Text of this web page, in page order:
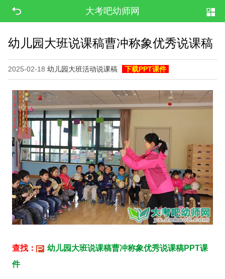
大考吧幼师网
幼儿园大班说课稿曹冲称象优秀说课稿
2025-02-18 幼儿园大班活动说课稿 下载PPT课件
查找：
幼儿园大班说课稿曹冲称象优秀说课稿PPT课
件